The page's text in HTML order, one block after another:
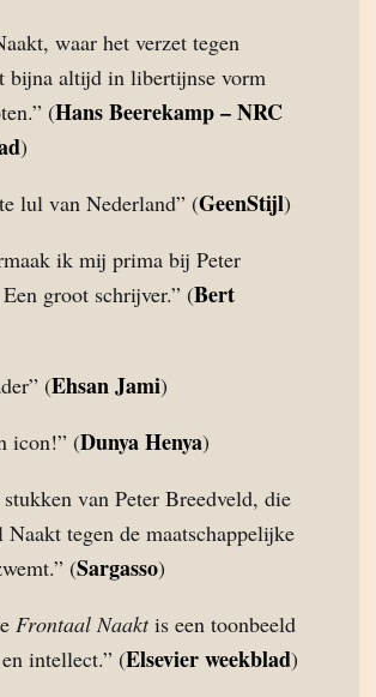
waar het verzet tegen
bijna altijd in libertijnse vorm
(Hans Beerekamp – NRC
)
lul van Nederland” (GeenStijl)
ik mij prima bij Peter
groot schrijver.” (Bert
(Ehsan Jami)
icon!” (Dunya Henya)
van Peter Breedveld, die
Naakt tegen de maatschappelijke
(Sargasso)
Frontaal Naaktis een toonbeeld
intellect.” (Elsevier weekblad)